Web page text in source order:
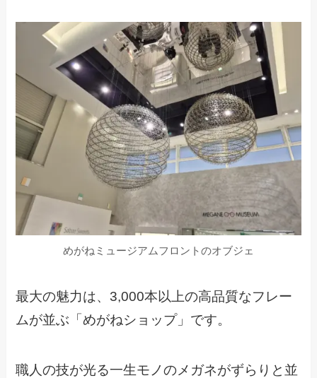
めがねミュージアムフロントのオブジェ
最大の魅力は、3,000本以上の高品質なフレー
ムが並ぶ「めがねショップ」です。
職人の技が光る一生モノのメガネがずらりと並